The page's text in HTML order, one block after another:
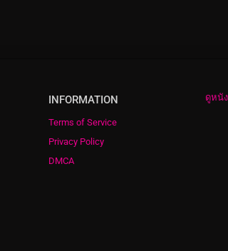
INFORMATION
Terms of Service
Privacy Policy
DMCA
ดูหนั